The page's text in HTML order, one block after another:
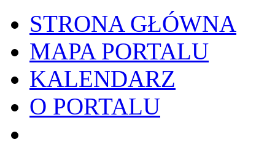
STRONA GŁÓWNA
MAPA PORTALU
KALENDARZ
O PORTALU